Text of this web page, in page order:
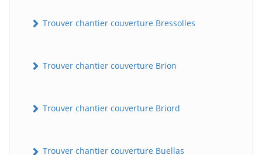
Trouver chantier couverture Bressolles
Trouver chantier couverture Brion
Trouver chantier couverture Briord
Trouver chantier couverture Buellas